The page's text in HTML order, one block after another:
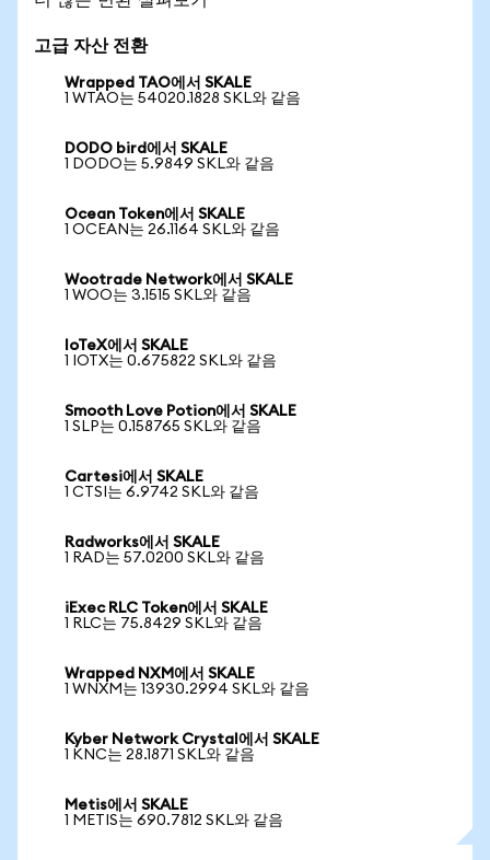
고급 자산 전환
Wrapped TAO에서 SKALE
1 WTAO는 54020.1828 SKL와 같음
DODO bird에서 SKALE
1 DODO는 5.9849 SKL와 같음
Ocean Token에서 SKALE
1 OCEAN는 26.1164 SKL와 같음
Wootrade Network에서 SKALE
1 WOO는 3.1515 SKL와 같음
IoTeX에서 SKALE
1 IOTX는 0.675822 SKL와 같음
Smooth Love Potion에서 SKALE
1 SLP는 0.158765 SKL와 같음
Cartesi에서 SKALE
1 CTSI는 6.9742 SKL와 같음
Radworks에서 SKALE
1 RAD는 57.0200 SKL와 같음
iExec RLC Token에서 SKALE
1 RLC는 75.8429 SKL와 같음
Wrapped NXM에서 SKALE
1 WNXM는 13930.2994 SKL와 같음
Kyber Network Crystal에서 SKALE
1 KNC는 28.1871 SKL와 같음
Metis에서 SKALE
1 METIS는 690.7812 SKL와 같음